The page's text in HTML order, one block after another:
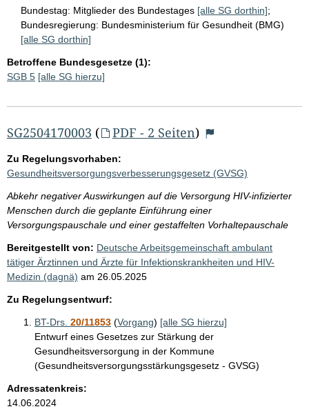
Bundestag: Mitglieder des Bundestages [alle SG dorthin];
Bundesregierung: Bundesministerium für Gesundheit (BMG)
[alle SG dorthin]
Betroffene Bundesgesetze (1):
SGB 5 [alle SG hierzu]
SG2504170003 ( PDF - 2 Seiten)
Zu Regelungsvorhaben:
Gesundheitsversorgungsverbesserungsgesetz (GVSG)
Abkehr negativer Auswirkungen auf die Versorgung HIV-infizierter
Menschen durch die geplante Einführung einer
Versorgungspauschale und einer gestaffelten Vorhaltepauschale
Bereitgestellt von: Deutsche Arbeitsgemeinschaft ambulant
tätiger Ärztinnen und Ärzte für Infektionskrankheiten und HIV-
Medizin (dagnä) am 26.05.2025
Zu Regelungsentwurf:
BT-Drs. 20/11853 (Vorgang) [alle SG hierzu]
Entwurf eines Gesetzes zur Stärkung der
Gesundheitsversorgung in der Kommune
(Gesundheitsversorgungsstärkungsgesetz - GVSG)
Adressatenkreis:
14.06.2024